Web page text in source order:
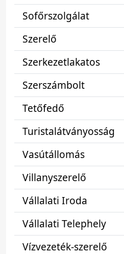
Sofőrszolgálat
Szerelő
Szerkezetlakatos
Szerszámbolt
Tetőfedő
Turistalátványosság
Vasútállomás
Villanyszerelő
Vállalati Iroda
Vállalati Telephely
Vízvezeték-szerelő